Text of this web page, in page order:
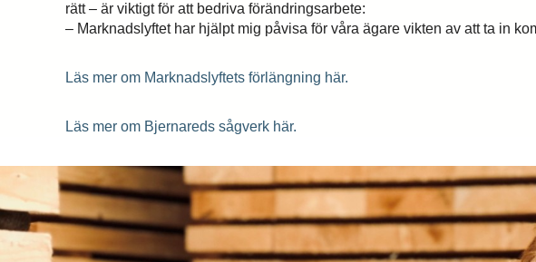
rätt – är viktigt för att bedriva förändringsarbete:
– Marknadslyftet har hjälpt mig påvisa för våra ägare vikten av att ta in
Läs mer om Marknadslyftets förlängning här.
Läs mer om Bjernareds sågverk här.
Skriv till oss om vad du
svar.
Epost*